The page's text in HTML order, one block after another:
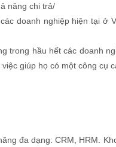
năng chi trả/
doanh nghiệp hiện tại ở
trong hầu hết các doanh
giúp họ có một công cụ
đa dạng: CRM, HRM.